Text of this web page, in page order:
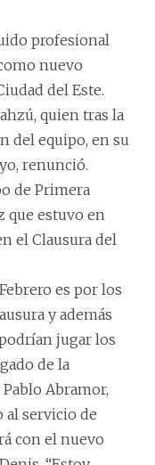
profesional
nuevo
del Este.
quien tras la
del equipo, en su
renunció.
de Primera
que estuvo en
el Clausura del
es por los
y además
jugar los
de la
Abramor,
servicio de
con el nuevo